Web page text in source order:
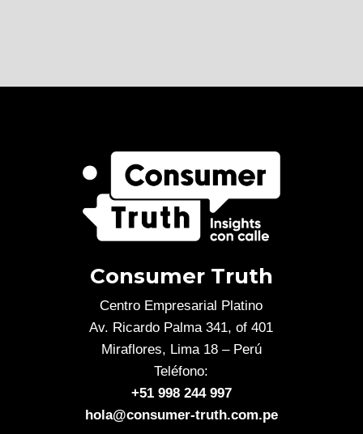
Consumer Truth
Centro Empresarial Platino
Av. Ricardo Palma 341, of 401
Miraflores, Lima 18 – Perú
Teléfono:
+51 998 244 997
hola@consumer-truth.com.pe